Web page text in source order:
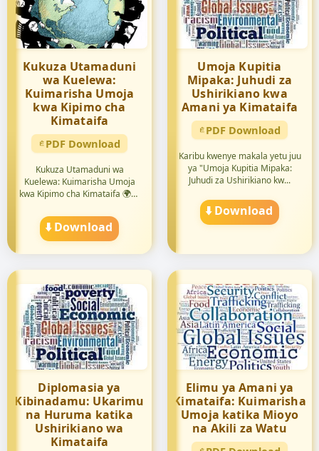
Kukuza Utamaduni
wa Kuelewa:
Kuimarisha Umoja
kwa Kipimo cha
Kimataifa
PDF Download
Kukuza Utamaduni wa
Kuelewa: Kuimarisha Umoja
kwa Kipimo cha Kimataifa 🌍💪
⬇️ Download
Umoja Kupitia
Mipaka: Juhudi za
Ushirikiano kwa
Amani ya Kimataifa
PDF Download
Karibu kwenye makala yetu juu
ya "Umoja Kupitia Mipaka:
Juhudi za Ushirikiano kw...
⬇️ Download
Diplomasia ya
Kibinadamu: Ukarimu
na Huruma katika
Ushirikiano wa
Kimataifa
Elimu ya Amani ya
Kimataifa: Kuimarisha
Umoja katika Mioyo
na Akili za Watu